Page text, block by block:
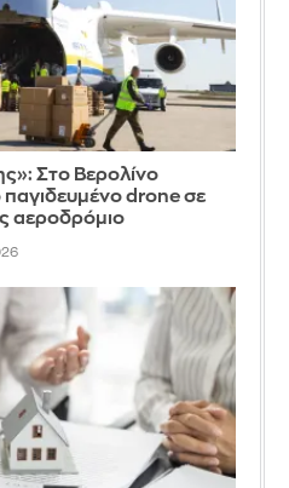
Στο Βερολίνο
drone σε
αεροδρόμιο